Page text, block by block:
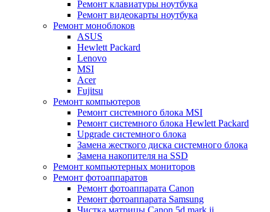
Ремонт клавиатуры ноутбука
Ремонт видеокарты ноутбука
Ремонт моноблоков
ASUS
Hewlett Packard
Lenovo
MSI
Acer
Fujitsu
Ремонт компьютеров
Ремонт системного блока MSI
Ремонт системного блока Hewlett Packard
Upgrade системного блока
Замена жесткого диска системного блока
Замена накопителя на SSD
Ремонт компьютерных мониторов
Ремонт фотоаппаратов
Ремонт фотоаппарата Canon
Ремонт фотоаппарата Samsung
Чистка матрицы Canon 5d mark ii